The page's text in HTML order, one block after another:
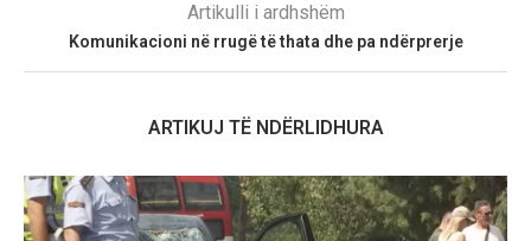
Artikulli i ardhshëm
Komunikacioni në rrugë të thata dhe pa ndërprerje
ARTIKUJ TË NDËRLIDHURA